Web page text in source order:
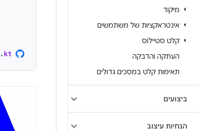
מיקוד
אינטראקציות של משתמשים
קלט סטיילוס
העתקה והדבקה
תאימות קלט במסכים גדולים
ביצועים
הנחיות עיצוב
. kt